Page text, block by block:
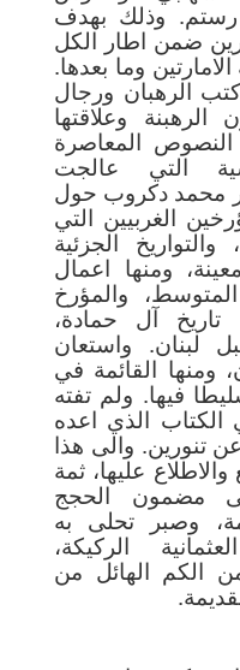
رستم. وذلك بهدف
ضمن اطار الكل
وما بعدها.
الرهبان ورجال
الرهبنة وعلاقتها
النصوص المعاصرة
التي عالجت
محمد دكروب حول
الغربيين التي
الجزئية
ومنها اعمال
والمؤرخ
آل حمادة،
لبنان. واستعان
ومنها القائمة في
فيها. ولم تفته
الكتاب الذي اعده
تنورين. والى هذا
عليها، ثمة
مضمون الحجج
وصبر تحلى به
الركيكة،
الكم الهائل من